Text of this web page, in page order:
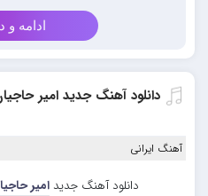
ادامه و
دانلود آهنگ جدید امیر
آهنگ ایرانی
دانلود آهنگ جدیدامیر